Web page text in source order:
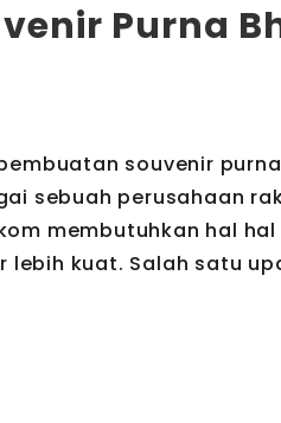
Purna
souvenir
sebuah perusahaan
membutuhkan hal
kuat. Salah satu